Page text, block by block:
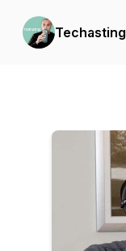
Techasting